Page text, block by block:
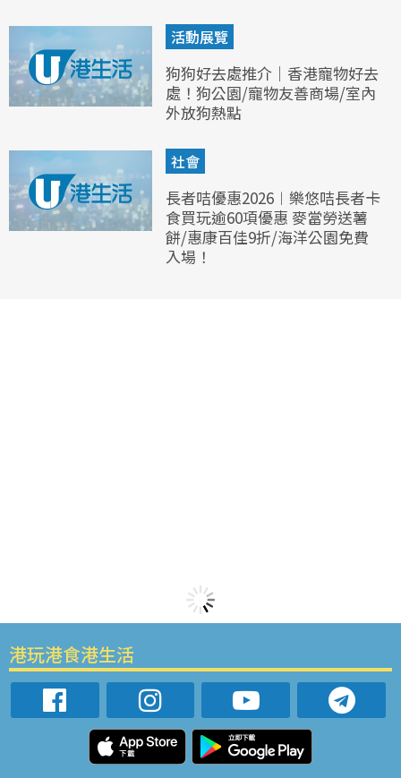
活動展覽
狗狗好去處推介｜香港寵物好去
處！狗公園/寵物友善商場/室內
外放狗熱點
社會
長者咭優惠2026︱樂悠咭長者卡
食買玩逾60項優惠 麥當勞送薯
餅/惠康百佳9折/海洋公園免費
入場！
港玩港食港生活